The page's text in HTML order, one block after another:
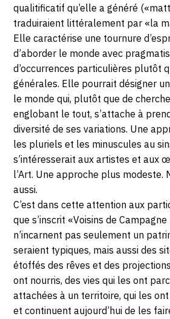
qualitificatif qu’elle a généré
traduiraient littéralement par «la
Elle caractérise une tournure
d’aborder le monde avec
d’occurrences particulières plutôt
générales. Elle pourrait désigner
le monde qui, plutôt que de
englobant le tout, s’attache à
diversité de ses variations. Une
les pluriels et les minuscules au
s’intéresserait aux artistes et aux
l’Art. Une approche plus modeste.
aussi.
C’est dans cette attention aux
que s’inscrit «Voisins de
n’incarnent pas seulement un
seraient typiques, mais aussi des
étoffés des rêves et des
ont nourris, des vies qui les ont
attachées à un territoire, qui les
et continuent aujourd’hui de les